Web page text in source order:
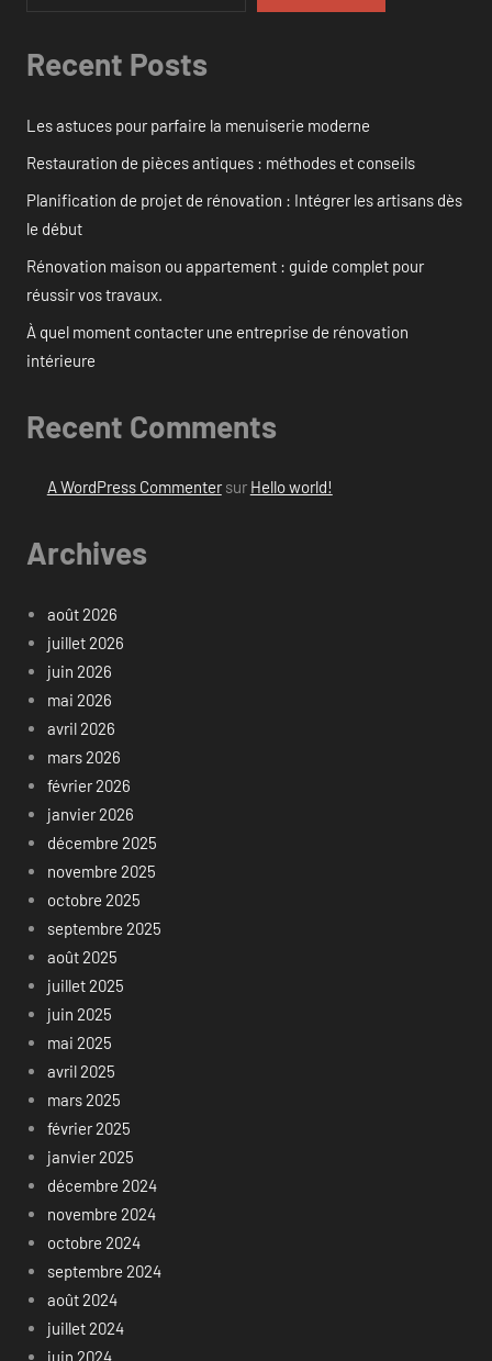
Recent Posts
Les astuces pour parfaire la menuiserie moderne
Restauration de pièces antiques : méthodes et conseils
Planification de projet de rénovation : Intégrer les artisans dès
le début
Rénovation maison ou appartement : guide complet pour
réussir vos travaux.
À quel moment contacter une entreprise de rénovation
intérieure
Recent Comments
A WordPress Commentersur Hello world!
Archives
août 2026
juillet 2026
juin 2026
mai 2026
avril 2026
mars 2026
février 2026
janvier 2026
décembre 2025
novembre 2025
octobre 2025
septembre 2025
août 2025
juillet 2025
juin 2025
mai 2025
avril 2025
mars 2025
février 2025
janvier 2025
décembre 2024
novembre 2024
octobre 2024
septembre 2024
août 2024
juillet 2024
juin 2024